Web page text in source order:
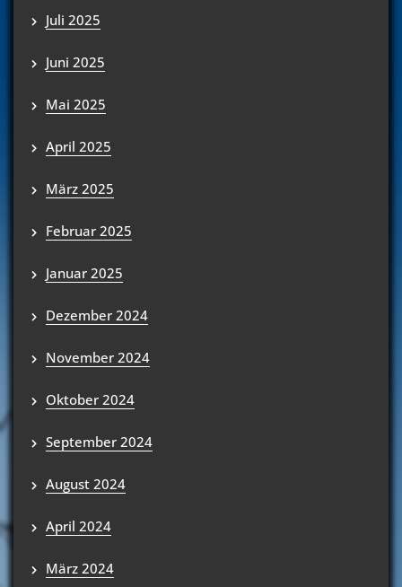
Juli 2025
Juni 2025
Mai 2025
April 2025
März 2025
Februar 2025
Januar 2025
Dezember 2024
November 2024
Oktober 2024
September 2024
August 2024
April 2024
März 2024